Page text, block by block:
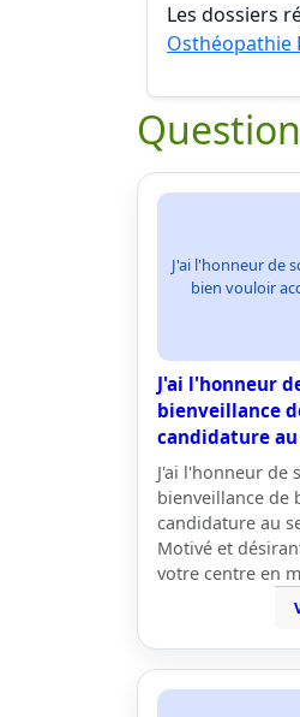
Les dossiers
Osthéopathie
J'ai l'honneur de
bien vouloir
J'ai l'honneur
bienveillance
candidature
J'ai l'honneur de
bienveillance de
candidature au
Motivé et
votre centre en